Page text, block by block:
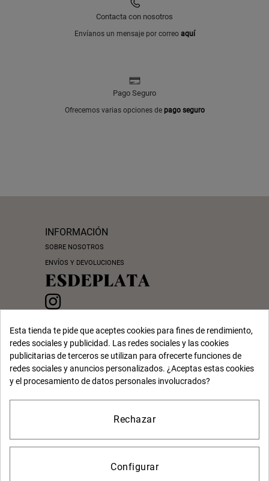
Contacta con nosotros
Envíanos un mensaje por correo aquí
Pago Seguro
Ofrecemos varias opciones de pago seguro
INFORMACIÓN
SOBRE NOSOTROS
ENVÍOS Y DEVOLUCIONES
CONTACTO
+34 934 44 02 33
INFO@ESDEPLATA.COM
MI CUENTA
ACEPTAMOS
Esta tienda te pide que aceptes cookies para fines de rendimiento,
redes sociales y publicidad. Las redes sociales y las cookies
publicitarias de terceros se utilizan para ofrecerte funciones de
redes sociales y anuncios personalizados. ¿Aceptas estas cookies
y el procesamiento de datos personales involucrados?
Rechazar
Configurar